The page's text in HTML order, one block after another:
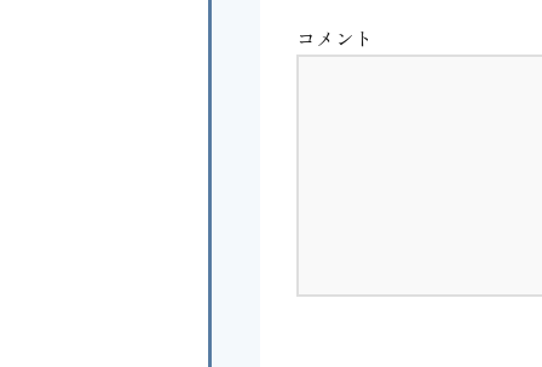
コメント